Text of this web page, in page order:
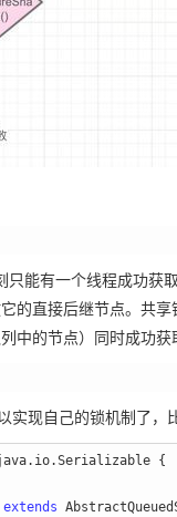
能有一个线程成功获
的直接后继节点。 共享
中的节点）同时成功获
现自己的锁机制了，
extends